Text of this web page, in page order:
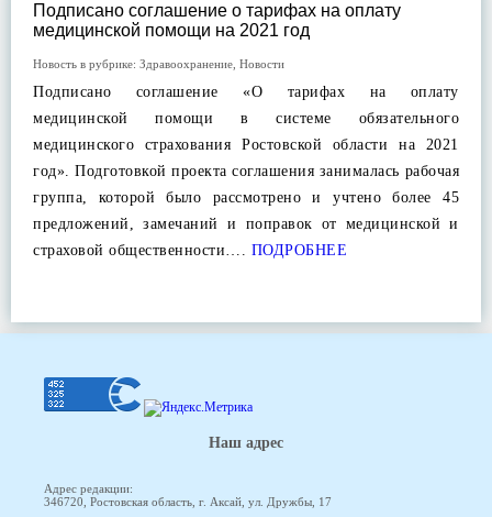
Подписано соглашение о тарифах на оплату
медицинской помощи на 2021 год
Новость в рубрике: Здравоохранение Новости
Подписано соглашение «О тарифах на оплату
медицинской помощи в системе обязательного
медицинского страхования Ростовской области на 2021
год». Подготовкой проекта соглашения занималась рабочая
группа, которой было рассмотрено и учтено более 45
предложений, замечаний и поправок от медицинской и
страховой общественности…. ПОДРОБНЕЕ
Наш адрес
Адрес редакции:
346720, Ростовская область, г. Аксай, ул. Дружбы, 17